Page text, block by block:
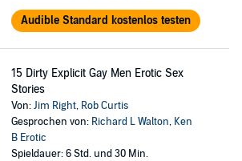
Audible Standard kostenlos testen
15 Dirty Explicit Gay Men Erotic Sex
Stories
Von:Jim Right, Rob Curtis
Gesprochen von: Richard L Walton, Ken
B Erotic
Spieldauer: 6 Std. und 30 Min.